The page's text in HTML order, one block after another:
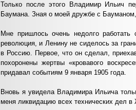
Только после этого Владимир Ильич
Баумана. Зная о моей дружбе с
Мне пришлось очень недолго
революция, и Ленину не сиделось за
в Россию. Первое, что он сделал,
похоронены жертвы «кровавого
придавал событиям 9 января 1905 года.
Вновь я увидела Владимира Ильича
меня ликвидацию всех технических дел в